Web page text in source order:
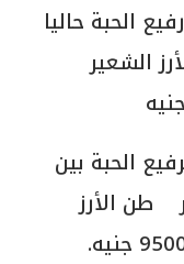
الحبة حاليا
الأرز الشعير
الحبة بين
سعر طن الأرز